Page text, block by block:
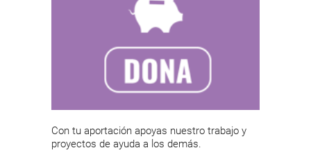
Con tu aportación apoyas nuestro trabajo y
proyectos de ayuda a los demás.